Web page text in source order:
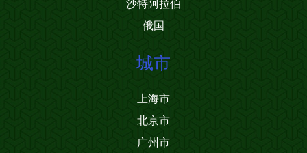
沙特阿拉伯
俄国
城市
上海市
北京市
广州市